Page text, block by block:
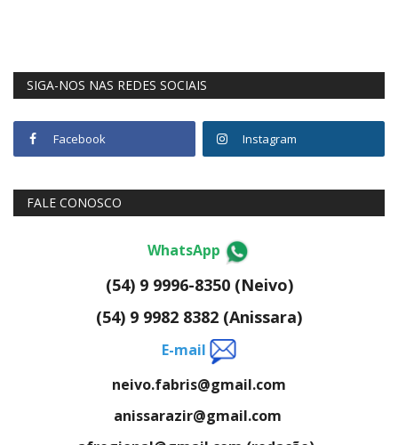
SIGA-NOS NAS REDES SOCIAIS
Facebook Instagram
FALE CONOSCO
WhatsApp
(54) 9 9996-8350 (Neivo)
(54) 9 9982 8382 (Anissara)
E-mail
neivo.fabris@gmail.com
anissarazir@gmail.com